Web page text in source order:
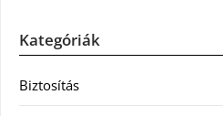
Kategóriák
Biztosítás